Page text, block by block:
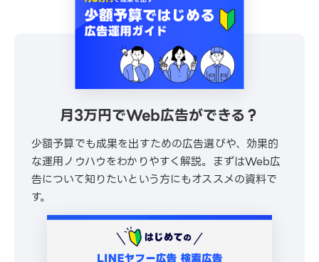
月3万円でWeb広告ができる？
少額予算でも成果を出すための広告選びや、効果的
な運用ノウハウをわかりやすく解説。まずはWeb広
告について知りたいという方にもオススメの資料で
す。
\ 30秒でかんたんダウンロード /
無料でダウンロードする